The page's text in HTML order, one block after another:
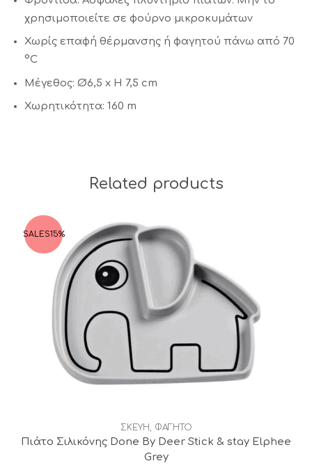
χρησιμοποιείτε σε φούρνο μικροκυμάτων
Χωρίς επαφή θέρμανσης ή φαγητού πάνω από 70
°C
Μέγεθος: Ø6,5 x H 7,5 cm
Χωρητικότητα: 160 m
Related products
SALES15%
ΣΚΕΥΗ ΦΑΓΗΤΟ
Πιάτο Σιλικόνης Done By Deer Stick & stay Elphee
Grey